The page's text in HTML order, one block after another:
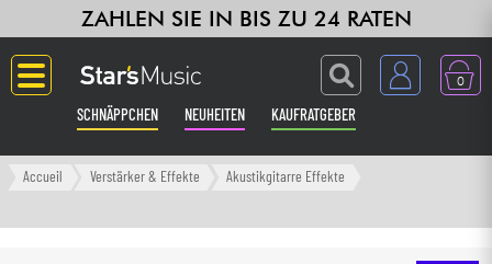
ZAHLEN SIE IN BIS ZU 24 RATEN
0
SCHNÄPPCHEN NEUHEITEN KAUFRATGEBER
Langue
Accueil Verstärker & Effekte Akustikgitarre Effekte